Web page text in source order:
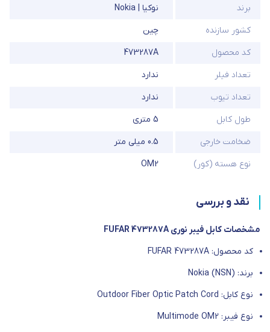
برند
نوکیا | Nokia
کشور سازنده
چین
کد محصول
473287A
تعداد فیلر
ندارد
تعداد تیوب
ندارد
طول کابل
5 متری
ضخامت خارجی
0.5 میلی متر
نوع هسته (کور)
OM2
نقد و بررسی
مشخصات کابل فیبر نوری FUFAR 473287A
کد محصول: FUFAR 473287A
برند: Nokia (NSN)
نوع کابل: Outdoor Fiber Optic Patch Cord
نوع فیبر: Multimode OM2